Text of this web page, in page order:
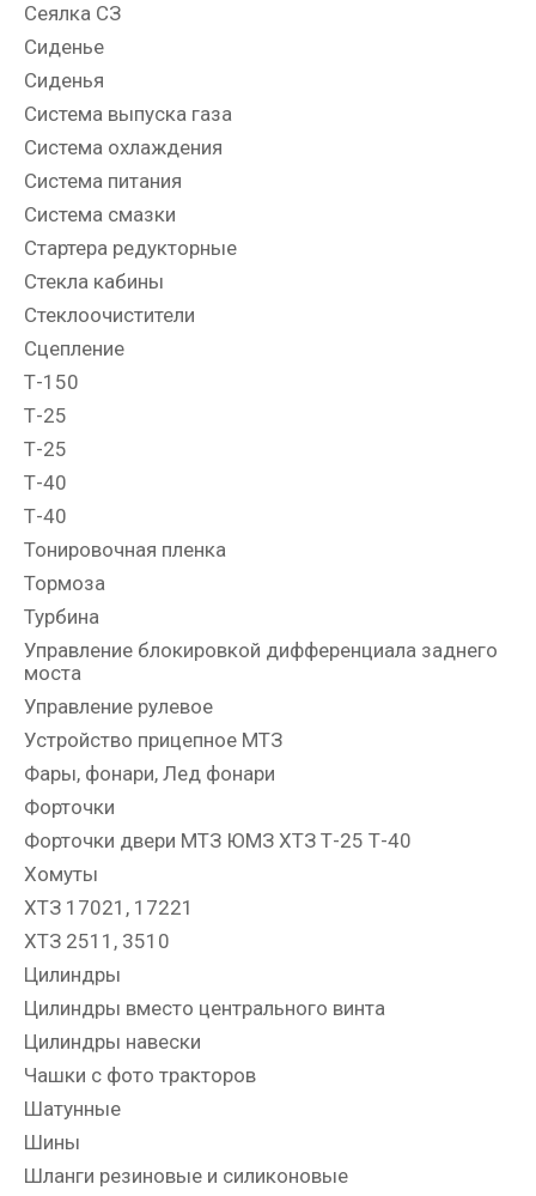
Сеялка СЗ
Сиденье
Сиденья
Система выпуска газа
Система охлаждения
Система питания
Система смазки
Стартера редукторные
Стекла кабины
Стеклоочистители
Сцепление
Т-150
Т-25
Т-25
Т-40
Т-40
Тонировочная пленка
Тормоза
Турбина
Управление блокировкой дифференциала заднего
моста
Управление рулевое
Устройство прицепное МТЗ
Фары, фонари, Лед фонари
Форточки
Форточки двери МТЗ ЮМЗ ХТЗ Т-25 Т-40
Хомуты
ХТЗ 17021, 17221
ХТЗ 2511, 3510
Цилиндры
Цилиндры вместо центрального винта
Цилиндры навески
Чашки с фото тракторов
Шатунные
Шины
Шланги резиновые и силиконовые